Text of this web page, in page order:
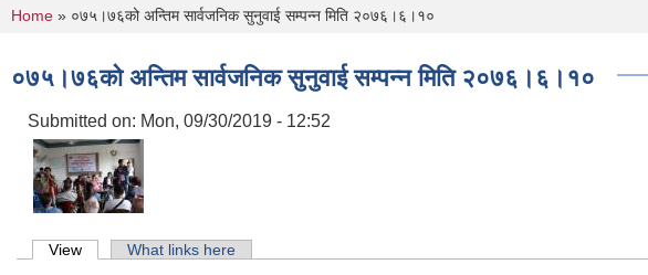
You are here
Home » ०७५।७६को अन्तिम सार्वजनिक सुनुवाई सम्पन्न मिति २०७६।६।१०
०७५।७६को अन्तिम सार्वजनिक सुनुवाई सम्पन्न मिति २०७६।६।१०
Submitted on: Mon, 09/30/2019 - 12:52
Primary tabs
View (active tab)What links here